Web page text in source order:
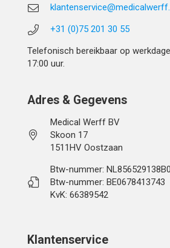
+31 (0)75 201 30 55
Telefonisch bereikbaar op
17:00 uur.
Adres & Gegevens
Medical Werff BV
Skoon 17
1511HV Oostzaan
Btw-nummer:
Btw-nummer: BE0678413743
KvK: 66389542
Klantenservice